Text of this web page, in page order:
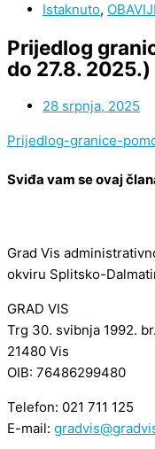
Istaknuto,
Prijedlog
do 27.8. 2025.)
28 srpnja, 2025
Prijedlog-granice-
Sviđa vam se ovaj
Grad Vis
okviru Splitsko-
GRAD VIS
Trg 30. svibnja 1992.
21480 Vis
OIB:
Telefon: 021 711 125
E-mail: